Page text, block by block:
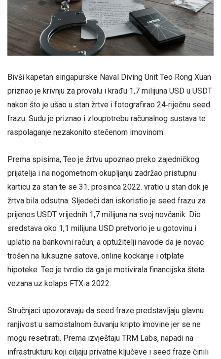
Bivši kapetan singapurske Naval Diving Unit Teo Rong Xuan
priznao je krivnju za provalu i krađu 1,7 milijuna USD u USDT
nakon što je ušao u stan žrtve i fotografirao 24‑riječnu seed
frazu. Sudu je priznao i zloupotrebu računalnog sustava te
raspolaganje nezakonito stečenom imovinom.
Prema spisima, Teo je žrtvu upoznao preko zajedničkog
prijatelja i na nogometnom okupljanju zadržao pristupnu
karticu za stan te se 31. prosinca 2022. vratio u stan dok je
žrtva bila odsutna. Sljedeći dan iskoristio je seed frazu za
prijenos USDT vrijednih 1,7 milijuna na svoj novčanik. Dio
sredstava oko 1,1 milijuna USD pretvorio je u gotovinu i
uplatio na bankovni račun, a optužitelji navode da je novac
trošen na luksuzne satove, online kockanje i otplate
hipoteke. Teo je tvrdio da ga je motivirala financijska šteta
vezana uz kolaps FTX‑a 2022.
Stručnjaci upozoravaju da seed fraze predstavljaju glavnu
ranjivost u samostalnom čuvanju kripto imovine jer se ne
mogu resetirati. Prema izvještaju TRM Labs, napadi na
infrastrukturu koji ciljaju privatne ključeve i seed fraze činili